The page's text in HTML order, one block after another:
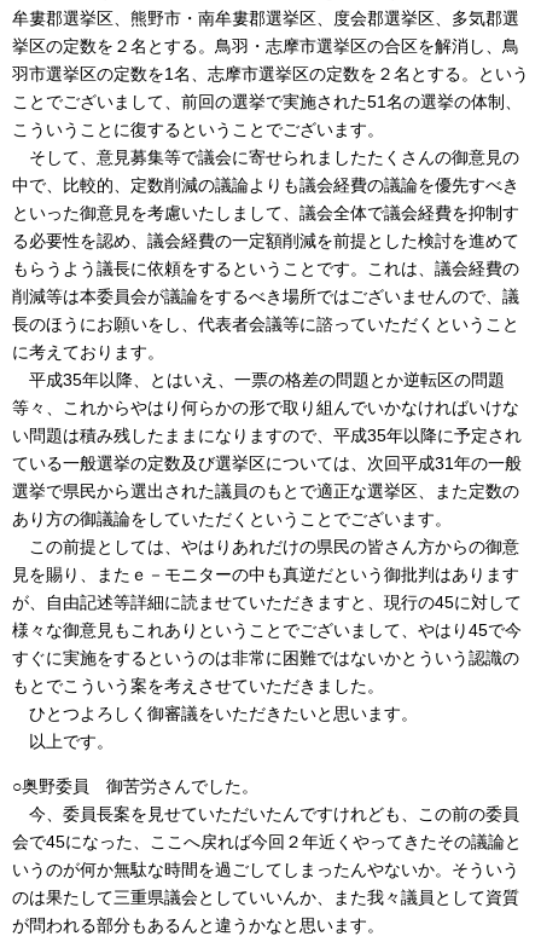
牟婁郡選挙区、熊野市・南牟婁郡選挙区、度会郡選挙区、多気郡選
挙区の定数を２名とする。鳥羽・志摩市選挙区の合区を解消し、鳥
羽市選挙区の定数を1名、志摩市選挙区の定数を２名とする。という
ことでございまして、前回の選挙で実施された51名の選挙の体制、
こういうことに復するということでございます。
そして、意見募集等で議会に寄せられましたたくさんの御意見の
中で、比較的、定数削減の議論よりも議会経費の議論を優先すべき
といった御意見を考慮いたしまして、議会全体で議会経費を抑制す
る必要性を認め、議会経費の一定額削減を前提とした検討を進めて
もらうよう議長に依頼をするということです。これは、議会経費の
削減等は本委員会が議論をするべき場所ではございませんので、議
長のほうにお願いをし、代表者会議等に諮っていただくということ
に考えております。
平成35年以降、とはいえ、一票の格差の問題とか逆転区の問題
等々、これからやはり何らかの形で取り組んでいかなければいけな
い問題は積み残したままになりますので、平成35年以降に予定され
ている一般選挙の定数及び選挙区については、次回平成31年の一般
選挙で県民から選出された議員のもとで適正な選挙区、また定数の
あり方の御議論をしていただくということでございます。
この前提としては、やはりあれだけの県民の皆さん方からの御意
見を賜り、またｅ－モニターの中も真逆だという御批判はあります
が、自由記述等詳細に読ませていただきますと、現行の45に対して
様々な御意見もこれありということでございまして、やはり45で今
すぐに実施をするというのは非常に困難ではないかとういう認識の
もとでこういう案を考えさせていただきました。
ひとつよろしく御審議をいただきたいと思います。
以上です。
○奥野委員 御苦労さんでした。
今、委員長案を見せていただいたんですけれども、この前の委員
会で45になった、ここへ戻れば今回２年近くやってきたその議論と
いうのが何か無駄な時間を過ごしてしまったんやないか。そういう
のは果たして三重県議会としていいんか、また我々議員として資質
が問われる部分もあるんと違うかなと思います。